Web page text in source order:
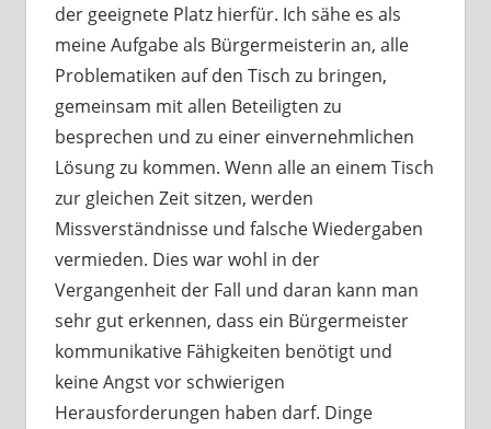
der geeignete Platz hierfür. Ich sähe es als
meine Aufgabe als Bürgermeisterin an, alle
Problematiken auf den Tisch zu bringen,
gemeinsam mit allen Beteiligten zu
besprechen und zu einer einvernehmlichen
Lösung zu kommen. Wenn alle an einem Tisch
zur gleichen Zeit sitzen, werden
Missverständnisse und falsche Wiedergaben
vermieden. Dies war wohl in der
Vergangenheit der Fall und daran kann man
sehr gut erkennen, dass ein Bürgermeister
kommunikative Fähigkeiten benötigt und
keine Angst vor schwierigen
Herausforderungen haben darf. Dinge